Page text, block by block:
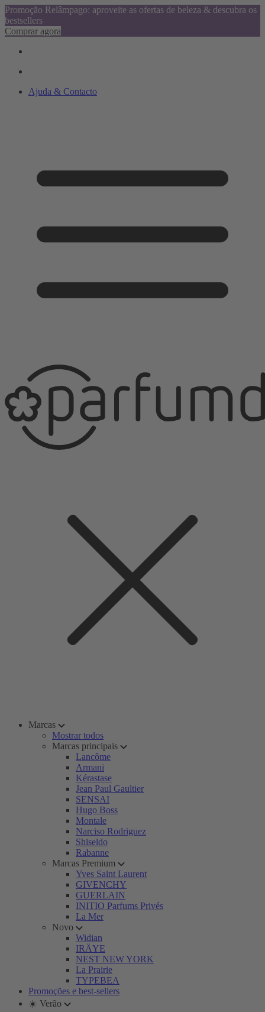
Promoção Relâmpago: aproveite as ofertas de beleza & descubra os
bestsellers
Comprar agora
Ajuda & Contacto
Marcas
Mostrar todos
Marcas principais
Lancôme
Armani
Kérastase
Jean Paul Gaultier
SENSAI
Hugo Boss
Montale
Narciso Rodriguez
Shiseido
Rabanne
Marcas Premium
Yves Saint Laurent
GIVENCHY
GUERLAIN
INITIO Parfums Privés
La Mer
Novo
Widian
IRÄYE
NEST NEW YORK
La Prairie
TYPEBEA
Promoções e best-sellers
☀️ Verão